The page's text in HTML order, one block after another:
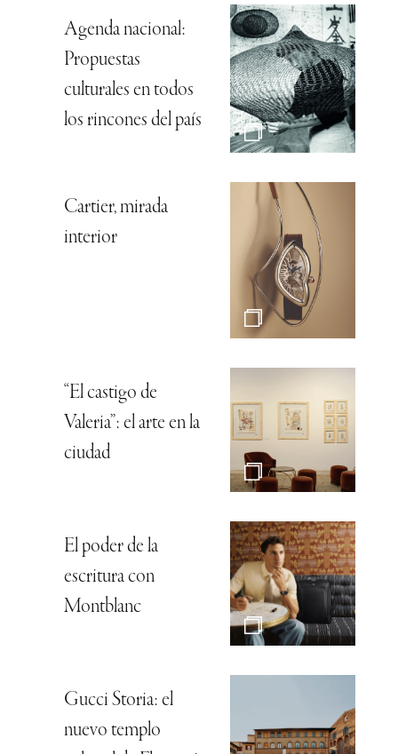
Agenda nacional:
Propuestas
culturales en todos
los rincones del país
Cartier, mirada
interior
“El castigo de
Valeria”: el arte en la
ciudad
El poder de la
escritura con
Montblanc
Gucci Storia: el
nuevo templo